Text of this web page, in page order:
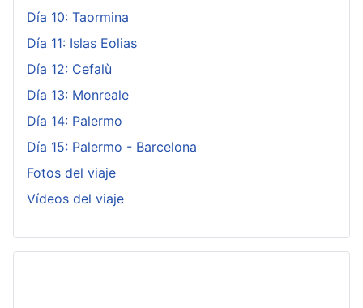
Día 10: Taormina
Día 11: Islas Eolias
Día 12: Cefalù
Día 13: Monreale
Día 14: Palermo
Día 15: Palermo - Barcelona
Fotos del viaje
Vídeos del viaje